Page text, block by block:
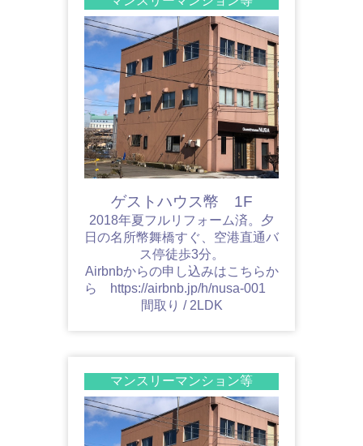
ゲストハウス幣 1F
2018年夏フルリフォーム済。夕
日の名所幣舞橋すぐ、空港直通バ
ス停徒歩3分。
Airbnbからの申し込みはこちらか
ら https://airbnb.jp/h/nusa-001
間取り / 2LDK
マンスリーマンション等